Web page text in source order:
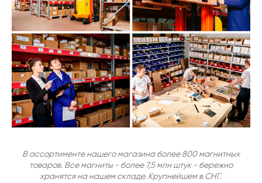
В ассортименте нашего магазина более 800 магнитных
товаров. Все магниты - более 7,5 млн штук - бережно
хранятся на нашем складе. Крупнейшем в СНГ.